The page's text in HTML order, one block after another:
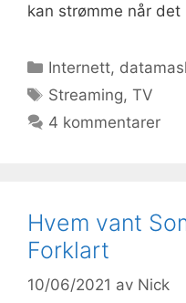
kan strømme når
Kategorier
Internett,
Stikkord
Streaming,TV
4 kommentarer
Hvem vant
Forklart
10/06/2021 av Nick